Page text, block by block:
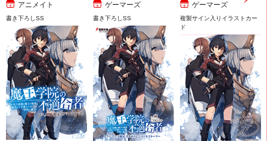
アニメイト
書き下ろしSS
ゲーマーズ
書き下ろしSS
ゲーマーズ
複製サイン入りイラストカー
ド